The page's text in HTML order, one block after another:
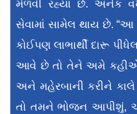
મેળવી રહ્યા છે. અનેક
સેવામાં સામેલ થાય છે.
કોઈપણ લાભાર્થી દારૂ
આવે છે તો તેને અમે
અને મહેરબાની કરીને
તો તમને ભોજન આપીશું,